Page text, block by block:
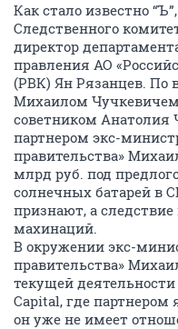
Как стало известно
Следственного
директор
правления АО
(РВК) Ян Рязанцев. По
Михаилом
советником Анатолия
партнером экс-
правительства»
млрд руб. под
солнечных батарей в
признают, а
махинаций.
В окружении экс-
правительства»
текущей
Capital, где партнером
он уже не имеет